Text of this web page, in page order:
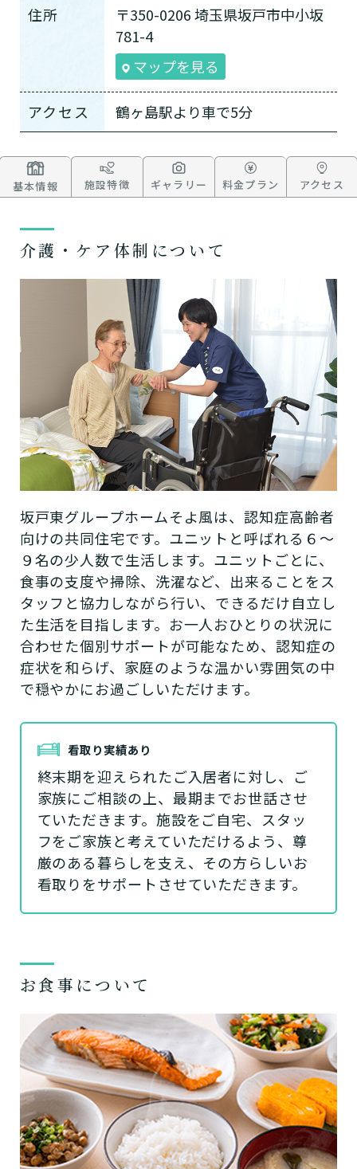
住所
〒350-0206 埼玉県坂戸市中小坂
781-4
マップを見る
アクセス 鶴ヶ島駅より車で5分
基本情報 施設特徴 ギャラリー 料金プラン アクセス
介護・ケア体制について
坂戸東グループホームそよ風は、認知症高齢者
向けの共同住宅です。ユニットと呼ばれる６～
９名の少人数で生活します。ユニットごとに、
食事の支度や掃除、洗濯など、出来ることをス
タッフと協力しながら行い、できるだけ自立し
た生活を目指します。お一人おひとりの状況に
合わせた個別サポートが可能なため、認知症の
症状を和らげ、家庭のような温かい雰囲気の中
で穏やかにお過ごしいただけます。
看取り実績あり
終末期を迎えられたご入居者に対し、ご
家族にご相談の上、最期までお世話させ
ていただきます。施設をご自宅、スタッ
フをご家族と考えていただけるよう、尊
厳のある暮らしを支え、その方らしいお
看取りをサポートさせていただきます。
お食事について